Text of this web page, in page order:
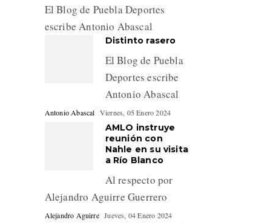
El Blog de Puebla Deportes
escribe Antonio Abascal
Distinto rasero
El Blog de Puebla
Deportes escribe
Antonio Abascal
Antonio Abascal Viernes, 05 Enero 2024
AMLO instruye
reunión con
Nahle en su visita
a Río Blanco
Al respecto por
Alejandro Aguirre Guerrero
Alejandro Aguirre Jueves, 04 Enero 2024